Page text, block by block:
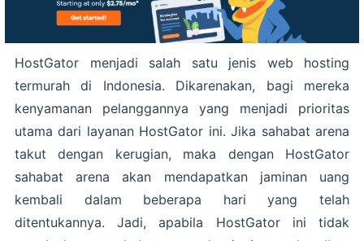
HostGator menjadi salah satu jenis web hosting
termurah di Indonesia. Dikarenakan, bagi mereka
kenyamanan pelanggannya yang menjadi prioritas
utama dari layanan HostGator ini. Jika sahabat arena
takut dengan kerugian, maka dengan HostGator
sahabat arena akan mendapatkan jaminan uang
kembali dalam beberapa hari yang telah
ditentukannya. Jadi, apabila HostGator ini tidak